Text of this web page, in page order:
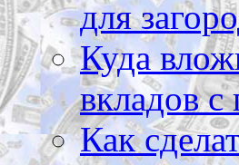
для
Куда
вкладов
Как